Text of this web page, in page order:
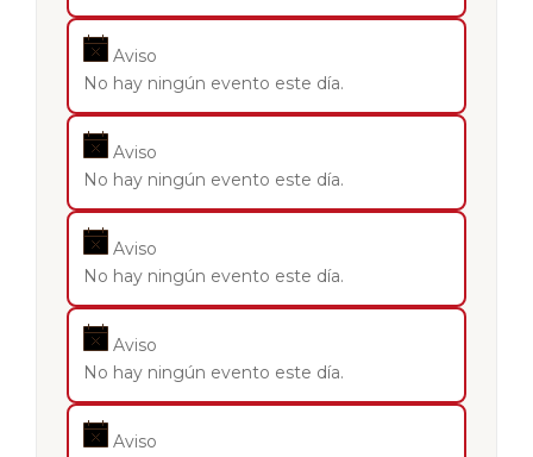
Aviso
No hay ningún evento este día.
Aviso
No hay ningún evento este día.
Aviso
No hay ningún evento este día.
Aviso
No hay ningún evento este día.
Aviso